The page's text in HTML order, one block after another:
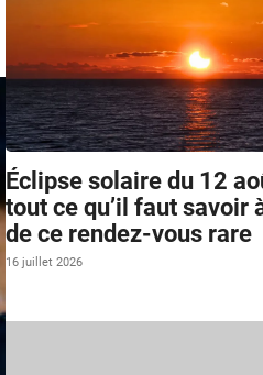
Éclipse solaire du 12
tout ce qu’il faut savoir
de ce rendez-vous rare
16 juillet 2026